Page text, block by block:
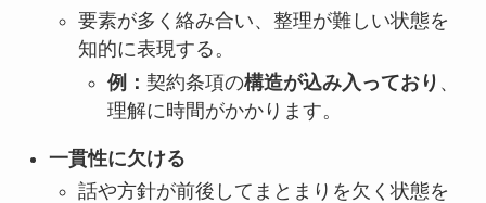
要素が多く絡み合い、整理が難しい状態を
知的に表現する。
例： 契約条項の構造が込み入っており 、
理解に時間がかかります。
一貫性に欠ける
話や方針が前後してまとまりを欠く状態を